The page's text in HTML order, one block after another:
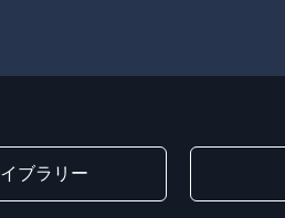
ブラリー